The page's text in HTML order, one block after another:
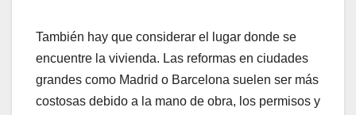
También hay que considerar el lugar donde se
encuentre la vivienda. Las reformas en ciudades
grandes como Madrid o Barcelona suelen ser más
costosas debido a la mano de obra, los permisos y